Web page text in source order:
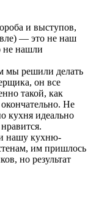
и выступов,
— это не наш
не нашли
мы решили делать
он все
такой, как
Не
кухня идеально
нашу кухню-
им пришлось
но результат